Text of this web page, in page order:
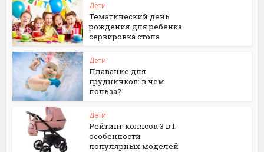
Дети
Тематический день
рождения для ребенка:
сервировка стола
Дети
Плавание для
грудничков: в чем
польза?
Дети
Рейтинг колясок 3 в 1:
особенности
популярных моделей